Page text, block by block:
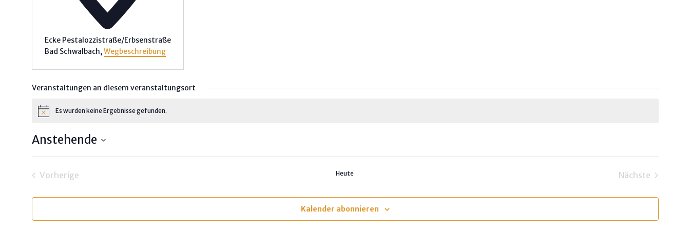
Ecke Pestalozzistraße/Erbsenstraße
Bad Schwalbach,Wegbeschreibung
Veranstaltungen an diesem veranstaltungsort
HinweisEs wurden keine Ergebnisse gefunden.
Anstehende
Vorherige
Heute
Nächste
Kalender abonnieren